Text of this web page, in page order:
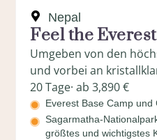
Nepal
Feel the Everest
Umgeben von den
und vorbei an
20 Tage· ab 3,890 €
Everest Base Camp und
Sagarmatha-
größtes und wichtigstes